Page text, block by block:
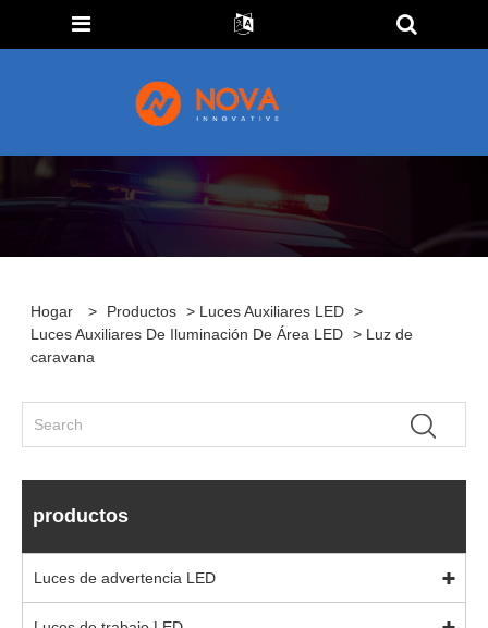
Hogar > Productos > Luces Auxiliares LED >
Luces Auxiliares De Iluminación De Área LED > Luz de
caravana
productos
Luces de advertencia LED